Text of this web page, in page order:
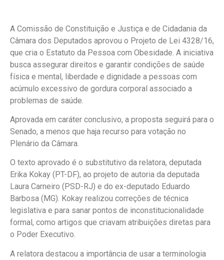
A Comissão de Constituição e Justiça e de Cidadania da
Câmara dos Deputados aprovou o Projeto de Lei 4328/16,
que cria o Estatuto da Pessoa com Obesidade. A iniciativa
busca assegurar direitos e garantir condições de saúde
física e mental, liberdade e dignidade a pessoas com
acúmulo excessivo de gordura corporal associado a
problemas de saúde.
Aprovada em caráter conclusivo, a proposta seguirá para o
Senado, a menos que haja recurso para votação no
Plenário da Câmara.
O texto aprovado é o substitutivo da relatora, deputada
Erika Kokay (PT-DF), ao projeto de autoria da deputada
Laura Carneiro (PSD-RJ) e do ex-deputado Eduardo
Barbosa (MG). Kokay realizou correções de técnica
legislativa e para sanar pontos de inconstitucionalidade
formal, como artigos que criavam atribuições diretas para
o Poder Executivo.
A relatora destacou a importância de usar a terminologia